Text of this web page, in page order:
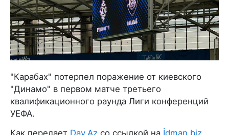
"Карабах" потерпел поражение от киевского
"Динамо" в первом матче третьего
квалификационного раунда Лиги конференций
УЕФА.
Как передает Day.Az со ссылкой на İdman.biz,